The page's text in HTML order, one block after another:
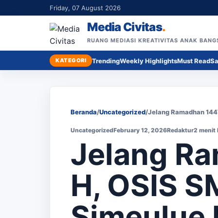
Friday, 07 August 2026
Media Civitas.
RUANG MEDIASI KREATIVITAS ANAK
KATEGORI TrendingWeekly HighlightsMust Read
Beranda/Uncategorized/Jelang Ramadhan
UncategorizedFebruary 12, 2026Redaktur2 menit
Jelang
H, OSIS